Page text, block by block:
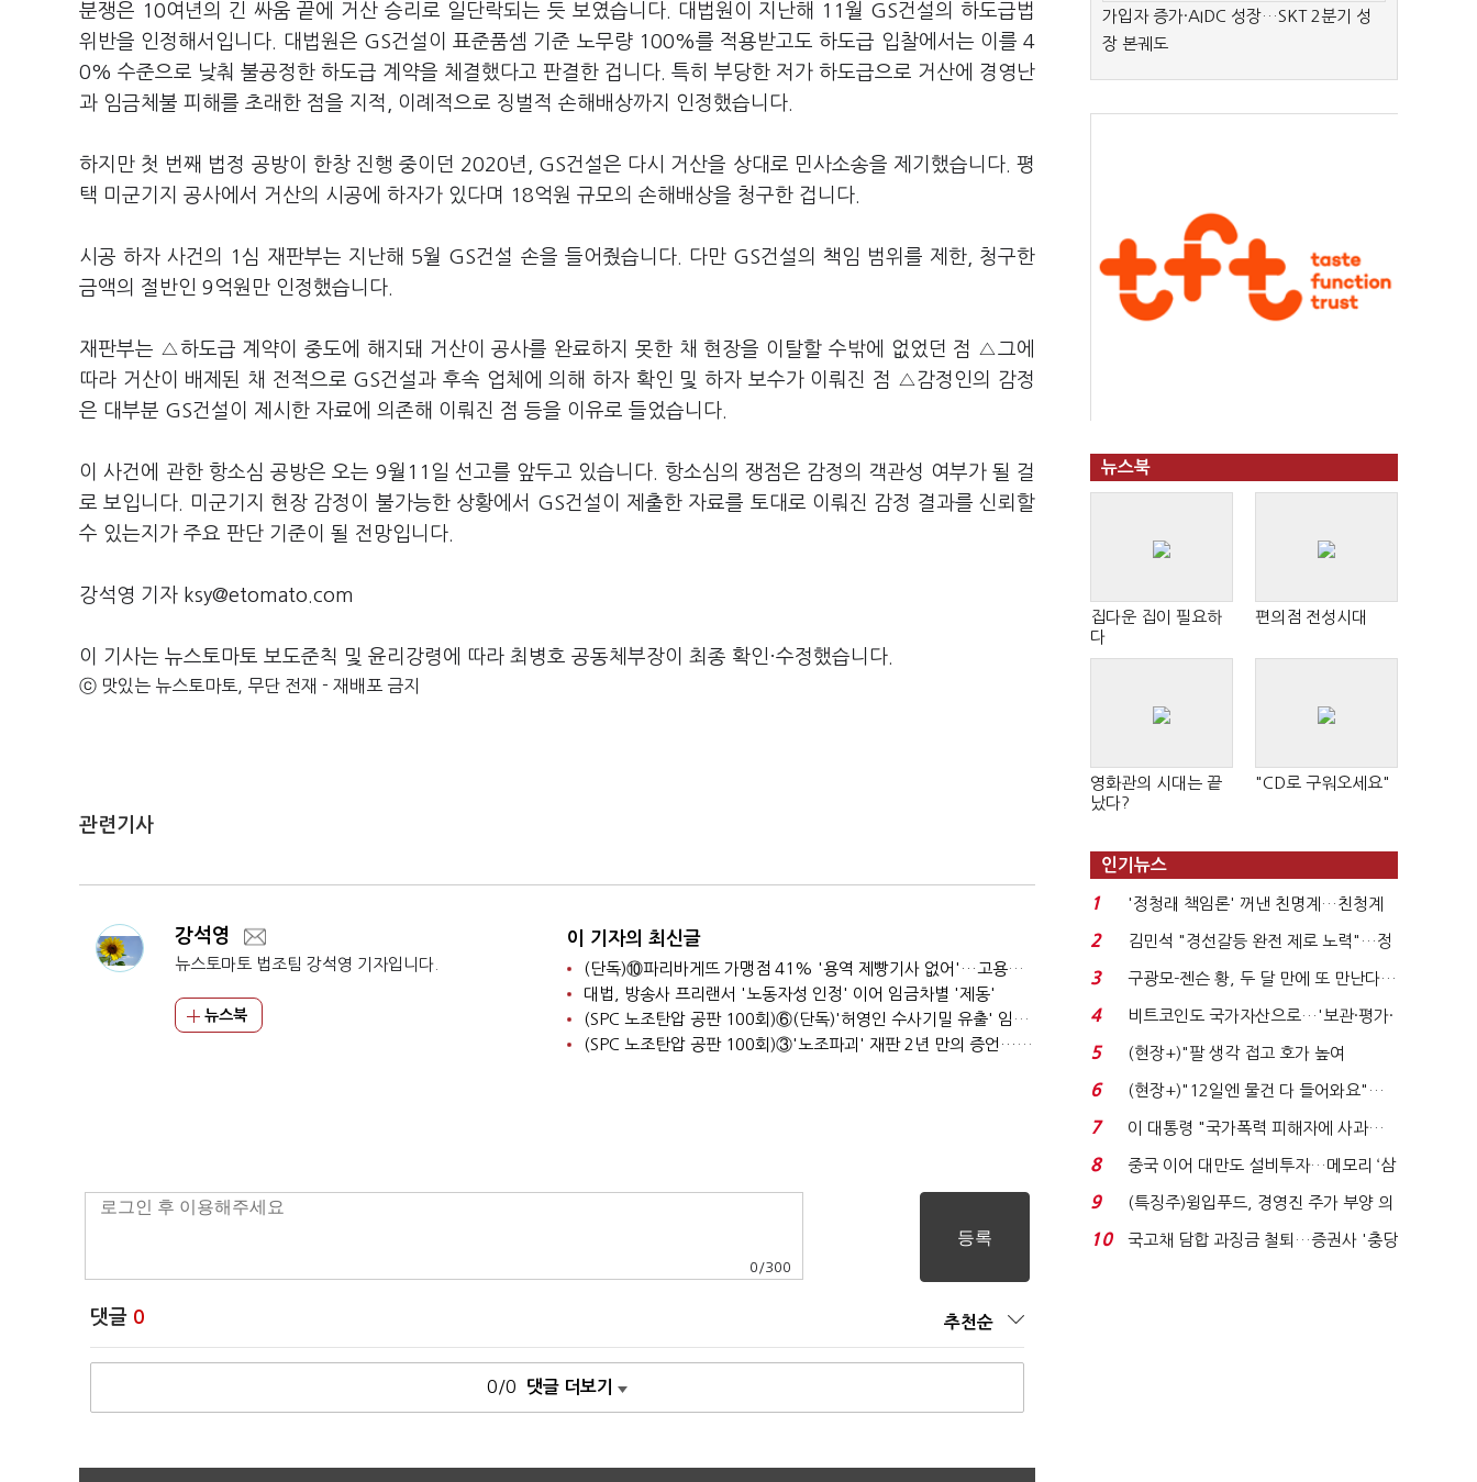
분쟁은 10여년의 긴 싸움 끝에 거산 승리로 일단락되는 듯 보였습니다. 대법원이 지난해 11월 GS건설의 하도급법
위반을 인정해서입니다. 대법원은 GS건설이 표준품셈 기준 노무량 100%를 적용받고도 하도급 입찰에서는 이를 4
0% 수준으로 낮춰 불공정한 하도급 계약을 체결했다고 판결한 겁니다. 특히 부당한 저가 하도급으로 거산에 경영난
과 임금체불 피해를 초래한 점을 지적, 이례적으로 징벌적 손해배상까지 인정했습니다.
하지만 첫 번째 법정 공방이 한창 진행 중이던 2020년, GS건설은 다시 거산을 상대로 민사소송을 제기했습니다. 평
택 미군기지 공사에서 거산의 시공에 하자가 있다며 18억원 규모의 손해배상을 청구한 겁니다.
시공 하자 사건의 1심 재판부는 지난해 5월 GS건설 손을 들어줬습니다. 다만 GS건설의 책임 범위를 제한, 청구한
금액의 절반인 9억원만 인정했습니다.
재판부는 △하도급 계약이 중도에 해지돼 거산이 공사를 완료하지 못한 채 현장을 이탈할 수밖에 없었던 점 △그에
따라 거산이 배제된 채 전적으로 GS건설과 후속 업체에 의해 하자 확인 및 하자 보수가 이뤄진 점 △감정인의 감정
은 대부분 GS건설이 제시한 자료에 의존해 이뤄진 점 등을 이유로 들었습니다.
이 사건에 관한 항소심 공방은 오는 9월11일 선고를 앞두고 있습니다. 항소심의 쟁점은 감정의 객관성 여부가 될 걸
로 보입니다. 미군기지 현장 감정이 불가능한 상황에서 GS건설이 제출한 자료를 토대로 이뤄진 감정 결과를 신뢰할
수 있는지가 주요 판단 기준이 될 전망입니다.
강석영 기자 ksy@etomato.com
이 기사는 뉴스토마토 보도준칙 및 윤리강령에 따라 최병호 공동체부장이 최종 확인·수정했습니다.
ⓒ 맛있는 뉴스토마토, 무단 전재 - 재배포 금지
관련기사
강석영
뉴스토마토 법조팀 강석영 기자입니다.
뉴스북
이 기자의 최신글
(단독)⑩파리바게뜨 가맹점 41% '용역 제빵기사 없어'…고용불안 속 브랜드가치도 '흔들'
대법, 방송사 프리랜서 '노동자성 인정' 이어 임금차별 '제동'
(SPC 노조탄압 공판 100회)⑥(단독)'허영인 수사기밀 유출' 임원, 출소하자 '억대 연봉' 고문으로
(SPC 노조탄압 공판 100회)③'노조파괴' 재판 2년 만의 증언…파리바게뜨 지회장 "허영인에 엄벌을"
0 /300
댓글 0 추천순
0/0 댓글 더보기
가입자 증가·AIDC 성장…SKT 2분기 성
장 본궤도
뉴스북
집다운 집이 필요하
다
편의점 전성시대
영화관의 시대는 끝
났다?
"CD로 구워오세요"
인기뉴스
1
'정청래 책임론' 꺼낸 친명계…친청계
는 추가투표 때리기...
2
김민석 "경선갈등 완전 제로 노력"…정
청래 "반명 공세 사...
3
구광모-젠슨 황, 두 달 만에 또 만난다…
로봇·AI 등 논...
4
비트코인도 국가자산으로…'보관·평가·
처분' 기준은 ...
5
(현장+)"팔 생각 접고 호가 높여
요"…'덜 똘똘한 한 채' 20...
6
(현장+)"12일엔 물건 다 들어와요"…
빈 매대 채우며 문 연 ...
7
이 대통령 "국가폭력 피해자에 사과…
적극적 조사로 진...
8
중국 이어 대만도 설비투자…메모리 ‘삼
국전쟁’
9
(특징주)윙입푸드, 경영진 주가 부양 의
지에 상한가...
10
국고채 담합 과징금 철퇴…증권사 '충당